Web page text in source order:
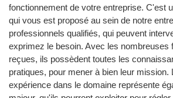
fonctionnement de votre entreprise. C'est
qui vous est proposé au sein de notre
professionnels qualifiés, qui peuvent
exprimez le besoin. Avec les nombreuses
reçues, ils possèdent toutes les
pratiques, pour mener à bien leur mission.
expérience dans le domaine représente